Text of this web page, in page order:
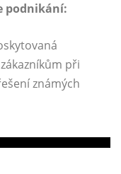
podnikání:
při
známých